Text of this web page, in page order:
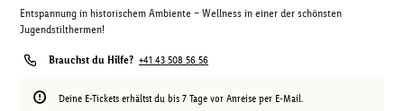
Entspannung in historischem Ambiente – Wellness in einer der schönsten
Jugendstilthermen!
Brauchst du Hilfe? +41 43 508 56 56
Deine E-Tickets erhältst du bis 7 Tage vor Anreise per E-Mail.